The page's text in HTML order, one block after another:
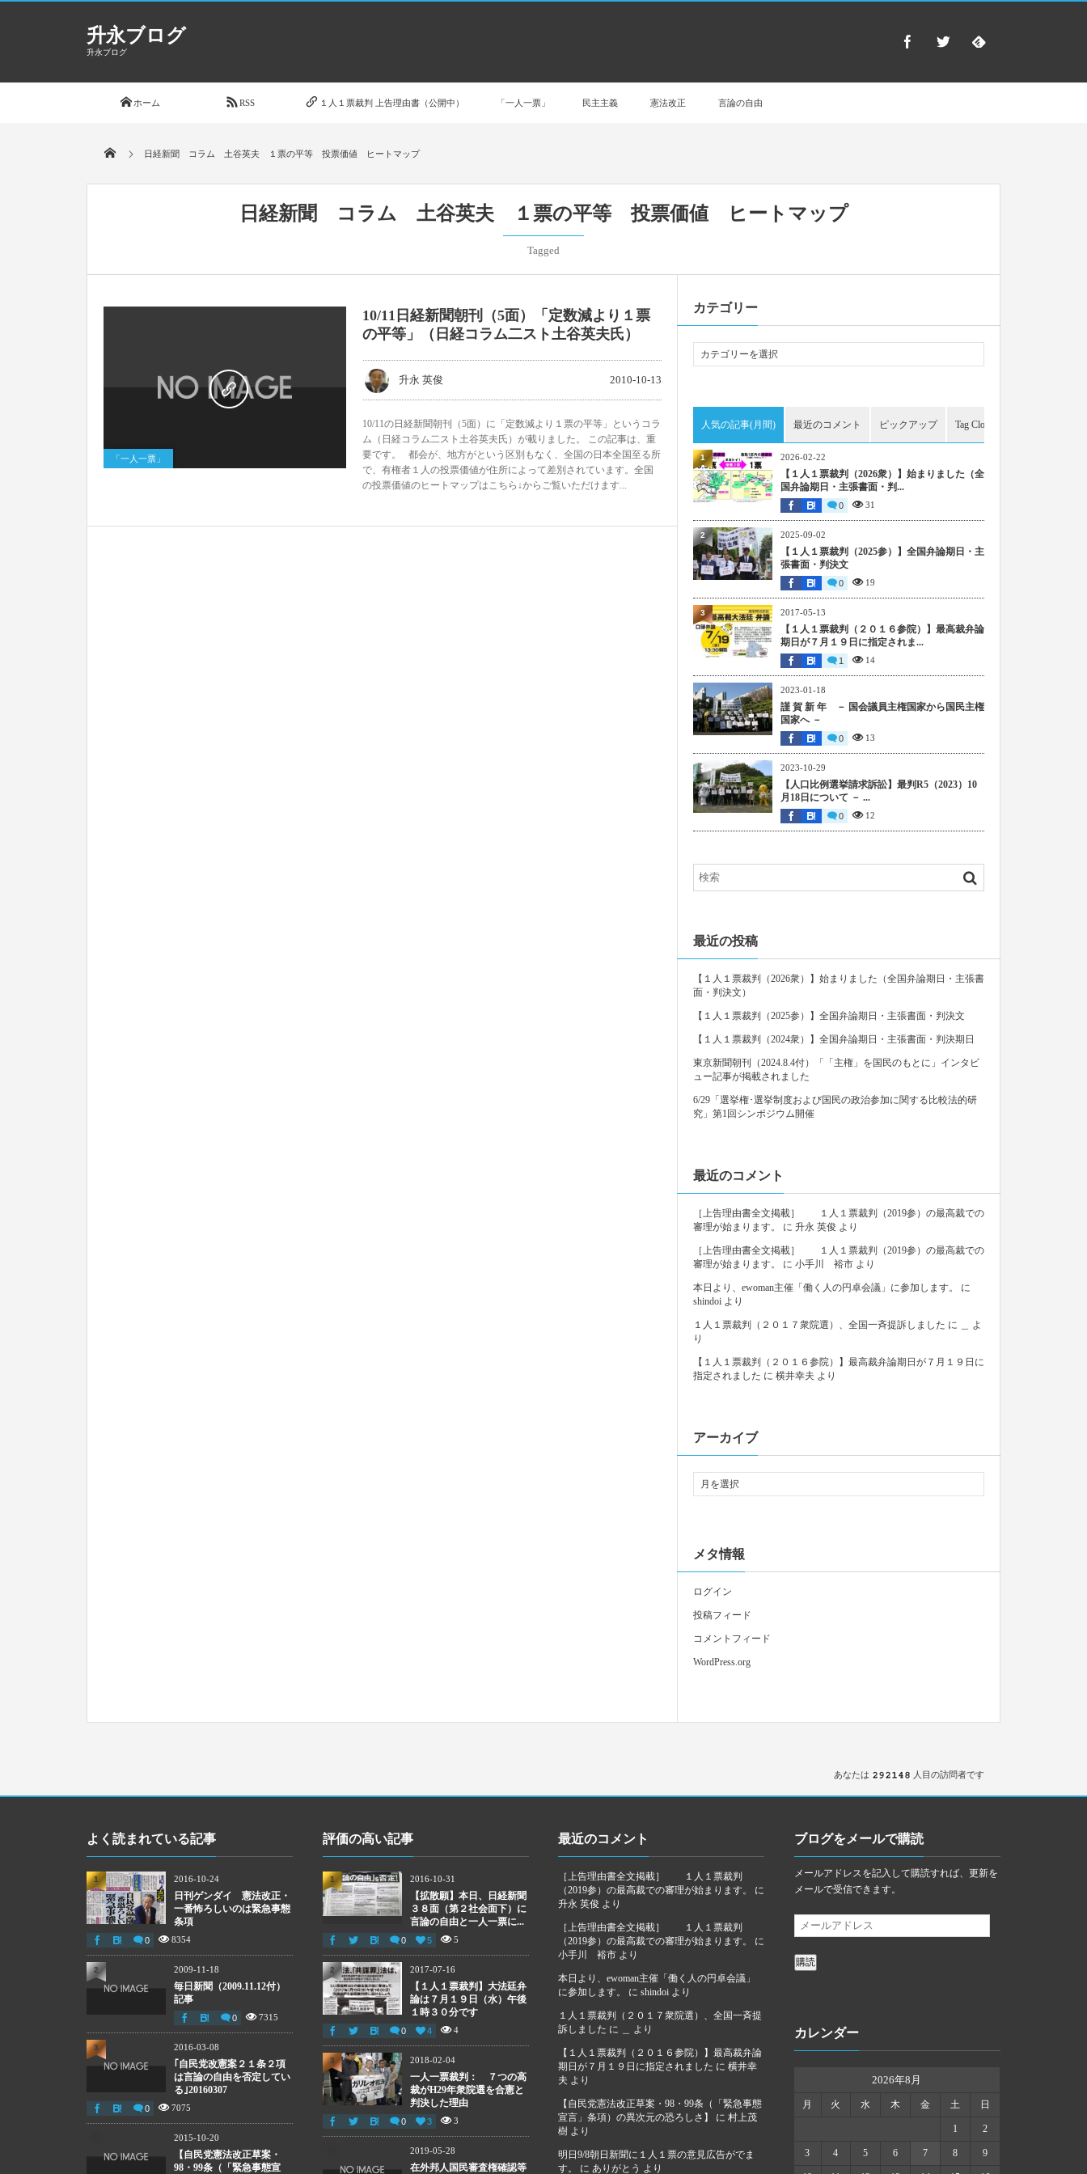
升永ブログ
升永ブログ
ホーム RSS １人１票裁判 上告理由書（公開中） 「一人一票」 民主主義 憲法改正 言論の自由
日経新聞 コラム 土谷英夫 １票の平等 投票価値 ヒートマップ
日経新聞 コラム 土谷英夫 １票の平等 投票価値 ヒートマップ
Tagged
「一人一票」
10/11日経新聞朝刊（5面）「定数減より１票
の平等」（日経コラム二スト土谷英夫氏）
升永 英俊 2010-10-13
10/11の日経新聞朝刊（5面）に「定数減より１票の平等」というコラ
ム（日経コラム二スト土谷英夫氏）が載りました。 この記事は、重
要です。 都会が、地方がという区別もなく、全国の日本全国至る所
で、有権者１人の投票価値が住所によって差別されています。全国
の投票価値のヒートマップはこちら↓からご覧いただけます...
カテゴリー
人気の記事(月間) 最近のコメント ピックアップ Tag Cloud
2026-02-22
【１人１票裁判（2026衆）】始まりました（全
国弁論期日・主張書面・判...
0 31
1
2025-09-02
【１人１票裁判（2025参）】全国弁論期日・主
張書面・判決文
0 19
2
2017-05-13
【１人１票裁判（２０１６参院）】最高裁弁論
期日が７月１９日に指定されま...
1 14
3
2023-01-18
謹 賀 新 年 － 国会議員主権国家から国民主権
国家へ －
0 13
4
2023-10-29
【人口比例選挙請求訴訟】最判R5（2023）10
月18日について － ...
0 12
5
最近の投稿
【１人１票裁判（2026衆）】始まりました（全国弁論期日・主張書
面・判決文）
【１人１票裁判（2025参）】全国弁論期日・主張書面・判決文
【１人１票裁判（2024衆）】全国弁論期日・主張書面・判決期日
東京新聞朝刊（2024.8.4付）「「主権」を国民のもとに」インタビ
ュー記事が掲載されました
6/29「選挙権･選挙制度および国民の政治参加に関する比較法的研
究」第1回シンポジウム開催
最近のコメント
［上告理由書全文掲載］ １人１票裁判（2019参）の最高裁での
審理が始まります。
に 升永 英俊 より
［上告理由書全文掲載］ １人１票裁判（2019参）の最高裁での
審理が始まります。
に 小手川 裕市 より
本日より、ewoman主催「働く人の円卓会議」に参加します。
に
shindoi より
１人１票裁判（２０１７衆院選）、全国一斉提訴しました に
よ
り
【１人１票裁判（２０１６参院）】最高裁弁論期日が７月１９日に
指定されました に 横井幸夫 より
アーカイブ
メタ情報
ログイン
投稿フィード
コメントフィード
WordPress.org
あなたは 人目の訪問者です
よく読まれている記事
2016-10-24
日刊ゲンダイ 憲法改正・
一番怖ろしいのは緊急事態
条項
0 8354
1
2009-11-18
毎日新聞（2009.11.12付）
記事
0 7315
2
2016-03-08
｢自民党改憲案２１条２項
は言論の自由を否定してい
る｣20160307
0 7075
3
2015-10-20
【自民党憲法改正草案・
98・99条（「緊急事態宣
評価の高い記事
2016-10-31
【拡散願】本日、日経新聞
３８面（第２社会面下）に
言論の自由と一人一票に...
0 5 5
1
2017-07-16
【１人１票裁判】大法廷弁
論は７月１９日（水）午後
１時３０分です
0 4 4
2
2018-02-04
一人一票裁判： ７つの高
裁がH29年衆院選を合憲と
判決した理由
0 3 3
3
2019-05-28
在外邦人国民審査権確認等
最近のコメント
［上告理由書全文掲載］ １人１票裁判
（2019参）の最高裁での審理が始まります。
に
升永 英俊 より
［上告理由書全文掲載］ １人１票裁判
（2019参）の最高裁での審理が始まります。
に
小手川 裕市 より
本日より、ewoman主催「働く人の円卓会議」
に参加します。
にshindoi より
１人１票裁判（２０１７衆院選）、全国一斉提
訴しました に より
【１人１票裁判（２０１６参院）】最高裁弁論
期日が７月１９日に指定されました に横井幸
夫 より
【自民党憲法改正草案・98・99条（「緊急事態
宣言」条項）の異次元の恐ろしさ】
に村上茂
樹 より
明日9/8朝日新聞に１人１票の意見広告がでま
す。
にありがとう より
ブログをメールで購読
メールアドレスを記入して購読すれば、更新を
メールで受信できます。
購読
カレンダー
2026年8月
月 火 水 木 金 土 日
1 2
3 4 5 6 7 8 9